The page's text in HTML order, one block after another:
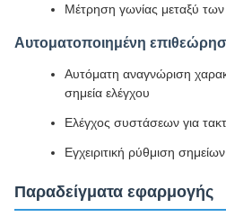
Μέτρηση γωνίας μεταξύ
Αυτοματοποιημένη
Αυτόματη αναγνώριση
σημεία ελέγχου
Ελέγχος συστάσεων για
Εγχειριτική ρύθμιση
Παραδείγματα εφαρμογής